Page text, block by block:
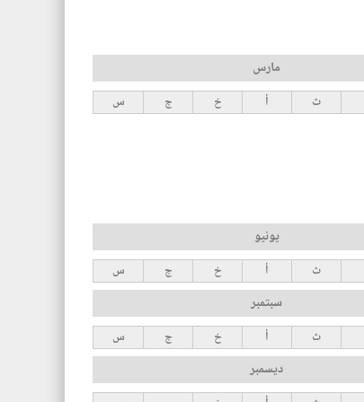
مارس
ث أ خ ج س
يونيو
ث أ خ ج س
سبتمبر
ث أ خ ج س
ديسمبر